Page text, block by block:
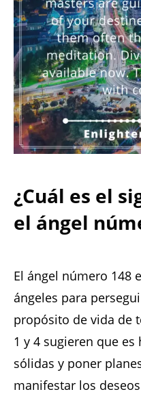
¿Cuál es el
el ángel
El ángel número 148
ángeles para
propósito de vida de
1 y 4 sugieren que
sólidas y poner
manifestar los